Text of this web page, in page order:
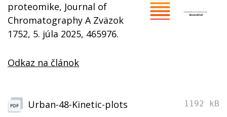
proteomike, Journal of
Chromatography A Zväzok
1752, 5. júla 2025, 465976.
Odkaz na článok
Urban-48-Kinetic-plots 1192 kB